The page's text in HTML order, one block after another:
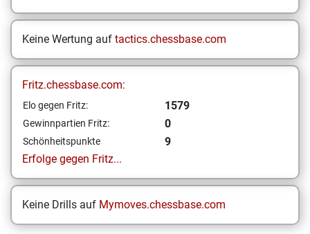
Keine Wertung auf tactics.chessbase.com
Fritz.chessbase.com:
Elo gegen Fritz: 1579
Gewinnpartien Fritz: 0
Schönheitspunkte
9
Erfolge gegen Fritz...
Keine Drills auf Mymoves.chessbase.com